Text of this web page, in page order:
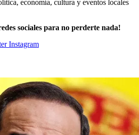
economía, cultura y eventos locales
sociales para no perderte nada!
Instagram